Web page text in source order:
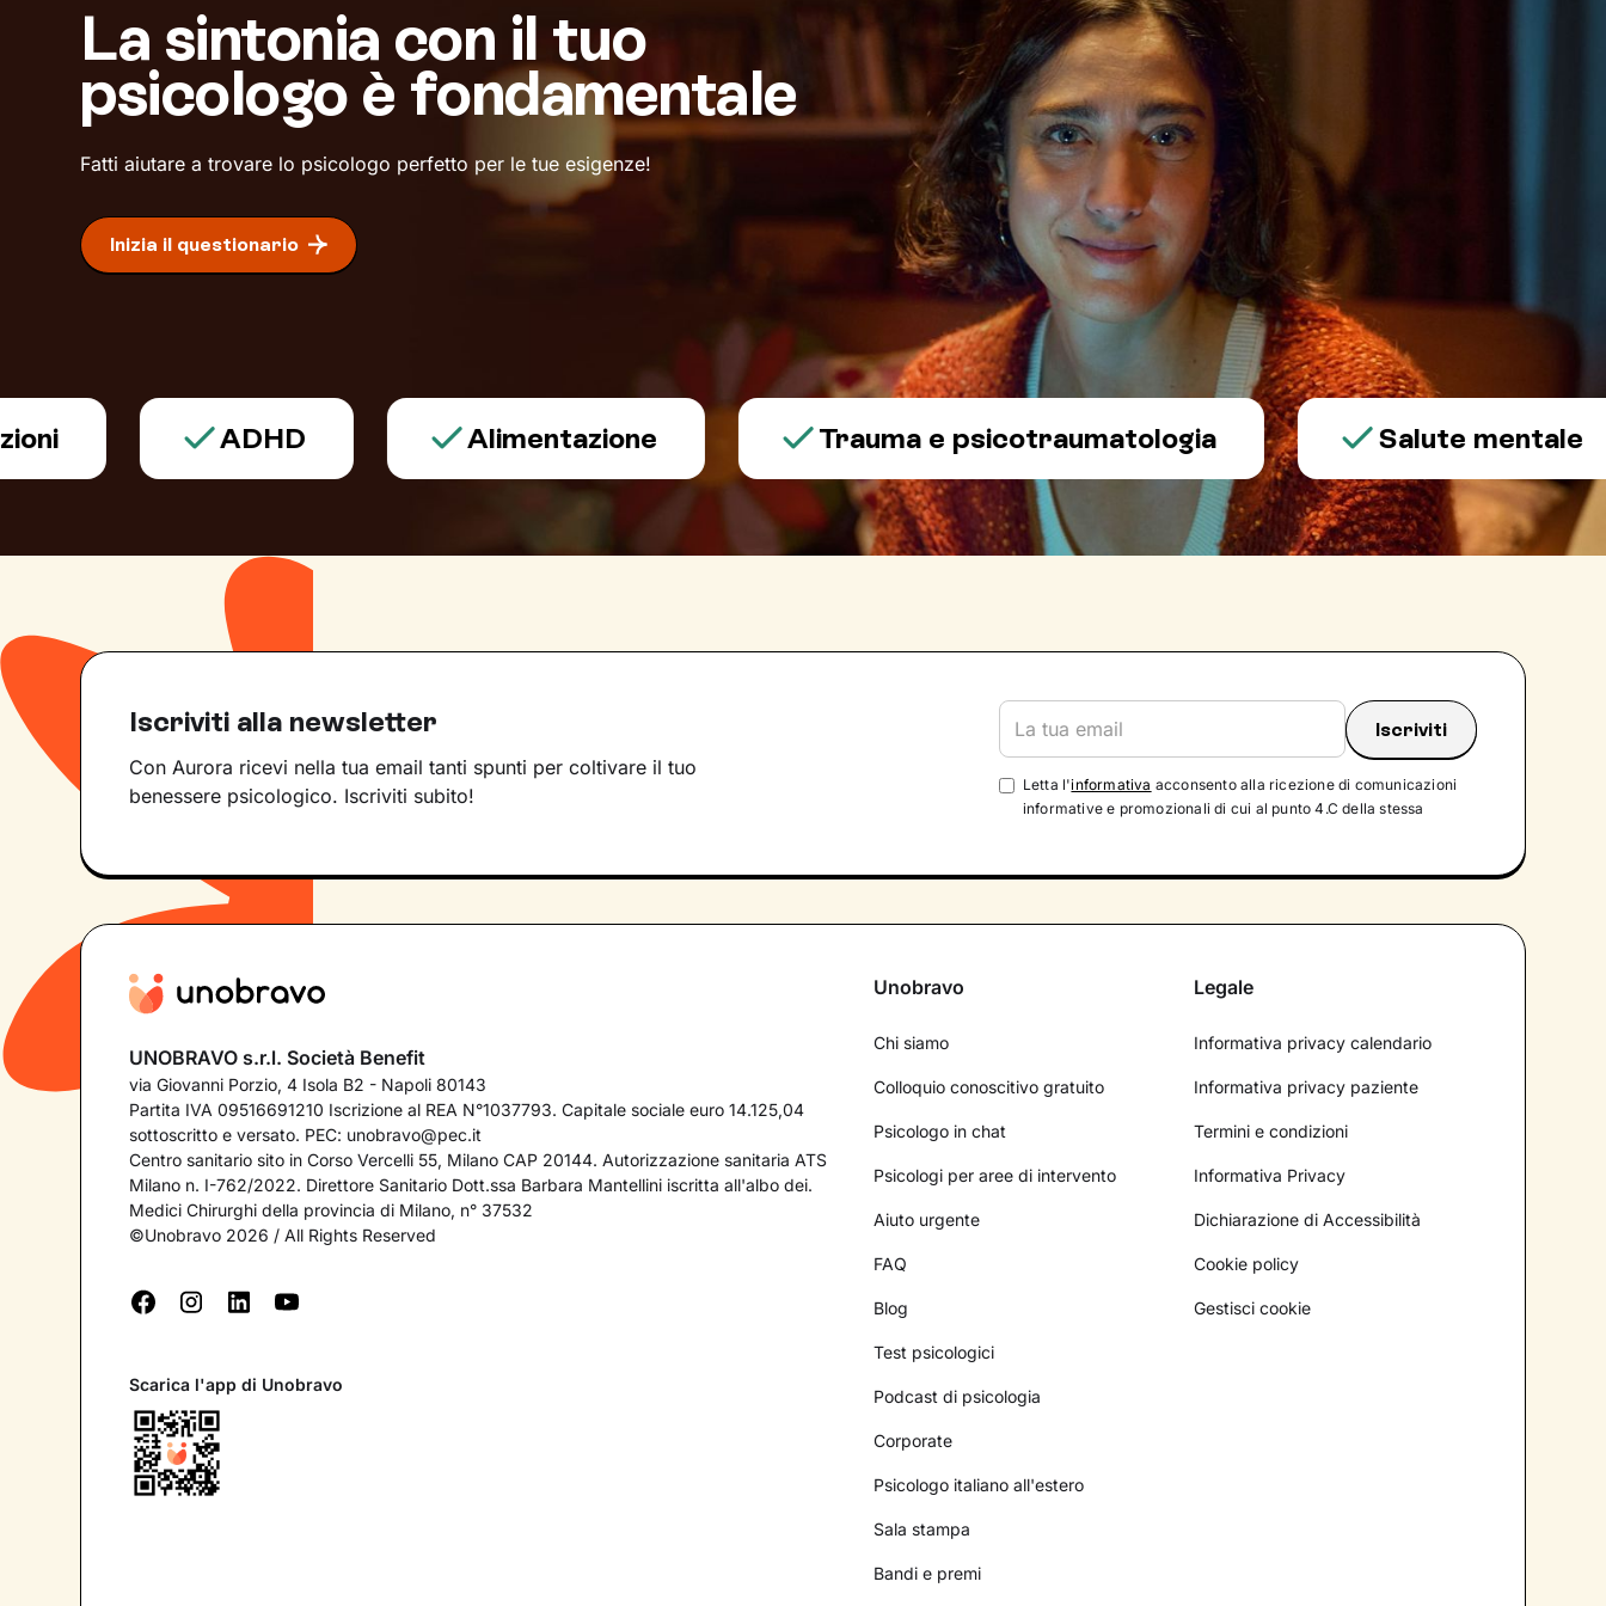
La sintonia con il tuo
psicologo è fondamentale
Fatti aiutare a trovare lo psicologo perfetto per le tue esigenze!
Inizia il questionario
ADHD Alimentazione Trauma e psicotraumatologia Salute mentale
Iscriviti alla newsletter
Con Aurora ricevi nella tua email tanti spunti per coltivare il tuo
benessere psicologico. Iscriviti subito!
Letta l'informativa acconsento alla ricezione di comunicazioni
informative e promozionali di cui al punto 4.C della stessa
UNOBRAVO s.r.l. Società Benefit
via Giovanni Porzio, 4 Isola B2 - Napoli 80143
Partita IVA 09516691210 Iscrizione al REA N°1037793. Capitale sociale euro 14.125,04
sottoscritto e versato. PEC: unobravo@pec.it
Centro sanitario sito in Corso Vercelli 55, Milano CAP 20144. Autorizzazione sanitaria ATS
Milano n. I-762/2022. Direttore Sanitario Dott.ssa Barbara Mantellini iscritta all'albo dei.
Medici Chirurghi della provincia di Milano, n° 37532
©Unobravo 2026 / All Rights Reserved
Scarica l'app di Unobravo
Unobravo
Chi siamo
Colloquio conoscitivo gratuito
Psicologo in chat
Psicologi per aree di intervento
Aiuto urgente
FAQ
Blog
Test psicologici
Podcast di psicologia
Corporate
Psicologo italiano all'estero
Sala stampa
Bandi e premi
Legale
Informativa privacy calendario
Informativa privacy paziente
Termini e condizioni
Informativa Privacy
Dichiarazione di Accessibilità
Cookie policy
Gestisci cookie